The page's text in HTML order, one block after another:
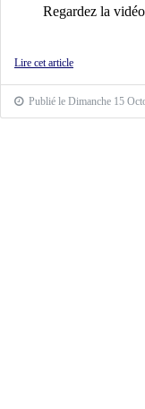
Regardez la
Lire cet article
Publié le Dimanche 15